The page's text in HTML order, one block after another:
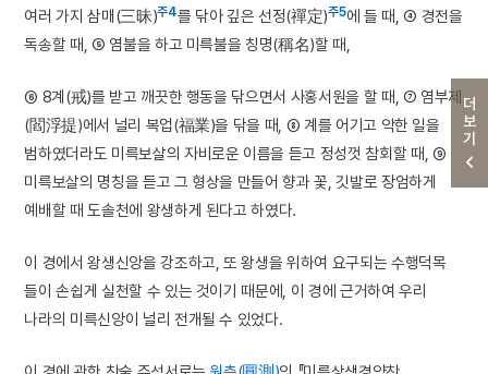
더보기
여러 가지 삼매(三昧)주4를 닦아 깊은 선정(禪定)주5에 들 때, ④ 경전을
독송할 때, ⑤ 염불을 하고 미륵불을 칭명(稱名)할 때,
⑥ 8계(戒)를 받고 깨끗한 행동을 닦으면서 사홍서원을 할 때, ⑦ 염부제
(閻浮提)에서 널리 복업(福業)을 닦을 때, ⑧ 계를 어기고 악한 일을
범하였더라도 미륵보살의 자비로운 이름을 듣고 정성껏 참회할 때, ⑨
미륵보살의 명칭을 듣고 그 형상을 만들어 향과 꽃, 깃발로 장엄하게
예배할 때 도솔천에 왕생하게 된다고 하였다.
이 경에서 왕생신앙을 강조하고, 또 왕생을 위하여 요구되는 수행덕목
들이 손쉽게 실천할 수 있는 것이기 때문에, 이 경에 근거하여 우리
나라의 미륵신앙이 널리 전개될 수 있었다.